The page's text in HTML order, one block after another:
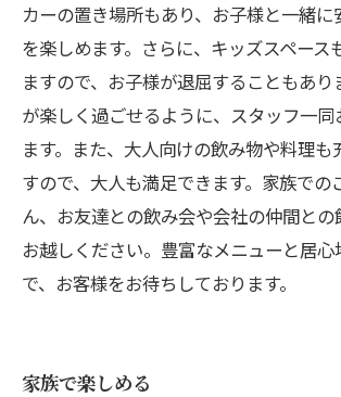
カーの置き場所もあり、お子様と一緒
を楽しめます。さらに、キッズスペース
ますので、お子様が退屈することもあ
が楽しく過ごせるように、スタッフ一
ます。また、大人向けの飲み物や料理も
すので、大人も満足できます。家族での
ん、お友達との飲み会や会社の仲間と
お越しください。豊富なメニューと居
で、お客様をお待ちしております。
家族で楽しめる